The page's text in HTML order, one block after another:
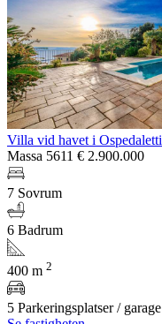
Villa vid havet i Ospedaletti
Massa 5611 € 2.900.000
7 Sovrum
6 Badrum
400 m 2
5 Parkeringsplatser / garage